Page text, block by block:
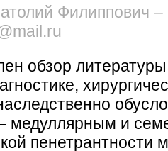
Филиппович –
обзор
медуллярным и
пенетрантности